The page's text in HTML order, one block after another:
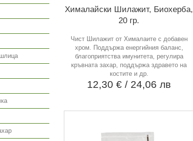
Хималайски Шилажит, Биохерба,
20 гр.
Чист Шилажит от Хималаите с добавен
хром. Поддържа енергийния баланс,
благоприятства имунитета, регулира
кръвната захар, поддържа здравето на
костите и др.
12,30 €/ 24,06 лв